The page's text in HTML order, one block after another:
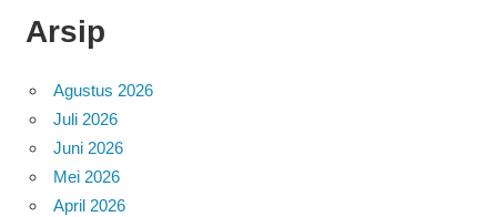
Arsip
Agustus 2026
Juli 2026
Juni 2026
Mei 2026
April 2026